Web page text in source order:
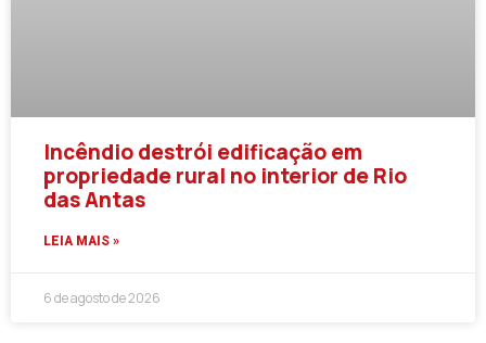
Incêndio destrói edificação em
propriedade rural no interior de Rio
das Antas
LEIA MAIS »
6 de agosto de 2026